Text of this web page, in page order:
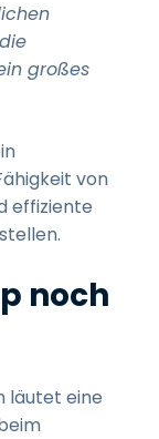
großes
von
effiziente
noch
läutet eine